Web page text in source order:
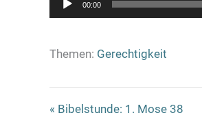
00:00
Themen: Gerechtigkeit
« Bibelstunde: 1. Mose 38